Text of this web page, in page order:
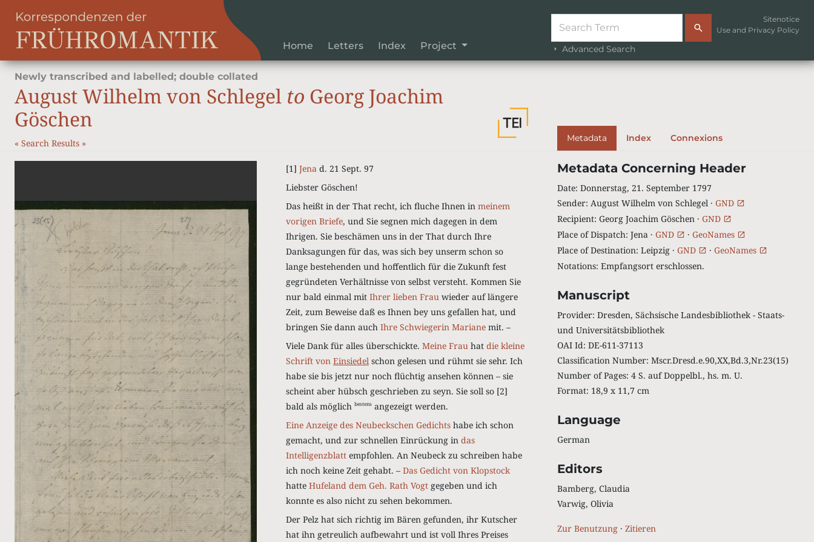
Home Letters Index Project Advanced Search
Sitenotice
Use and Privacy Policy
Newly transcribed and labelled; double collated
August Wilhelm von Schlegel to Georg Joachim
Göschen
« Search Results » Metadata Index Connexions
[1] Jenad. 21 Sept. 97
Liebster Göschen!
Das heißt in der That recht, ich fluche Ihnen in meinem
vorigen Briefe, und Sie segnen mich dagegen in dem
Ihrigen. Sie beschämen uns in der That durch Ihre
Danksagungen für das, was sich bey unserm schon so
lange bestehenden und hoffentlich für die Zukunft fest
gegründeten Verhältnisse von selbst versteht. Kommen Sie
nur bald einmal mit Ihrer lieben Frauwieder auf längere
Zeit, zum Beweise daß es Ihnen bey uns gefallen hat, und
bringen Sie dann auch Ihre Schwiegerin Marianemit. –
Viele Dank für alles überschickte. Meine Frauhat die kleine
Schrift von Einsiedelschon gelesen und rühmt sie sehr. Ich
habe sie bis jetzt nur noch flüchtig ansehen können – sie
scheint aber hübsch geschrieben zu seyn. Sie soll so [2]
bald als möglich bestensangezeigt werden.
Eine Anzeige des NeubeckschenGedichtshabe ich schon
gemacht, und zur schnellen Einrückung in das
Intelligenzblattempfohlen. An Neubeck zu schreiben habe
ich noch keine Zeit gehabt. – Das Gedicht von Klopstock
hatte Hufeland dem Geh. Rath Vogtgegeben und ich
konnte es also nicht zu sehen bekommen.
Der Pelz hat sich richtig im Bären gefunden, ihr Kutscher
hat ihn getreulich aufbewahrt und ist voll Ihres Preises
Metadata Concerning Header
Date: Donnerstag, 21. September 1797
Sender: August Wilhelm von Schlegel · GND
Recipient: Georg Joachim Göschen · GND
Place of Dispatch: Jena · GND · GeoNames
Place of Destination: Leipzig · GND · GeoNames
Notations: Empfangsort erschlossen.
Manuscript
Provider: Dresden, Sächsische Landesbibliothek - Staats-
und Universitätsbibliothek
OAI Id: DE-611-37113
Classification Number: Mscr.Dresd.e.90,XX,Bd.3,Nr.23(15)
Number of Pages: 4 S. auf Doppelbl., hs. m. U.
Format: 18,9 x 11,7 cm
Language
German
Editors
Bamberg, Claudia
Varwig, Olivia
Zur Benutzung· Zitieren